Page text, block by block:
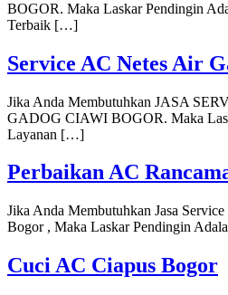
BOGOR. Maka Laskar Pendingin
Terbaik […]
Service AC Netes Air
Jika Anda Membutuhkan JASA
GADOG CIAWI BOGOR. Maka
Layanan […]
Perbaikan AC
Jika Anda Membutuhkan Jasa
Bogor , Maka Laskar Pendingin
Cuci AC Ciapus Bogor